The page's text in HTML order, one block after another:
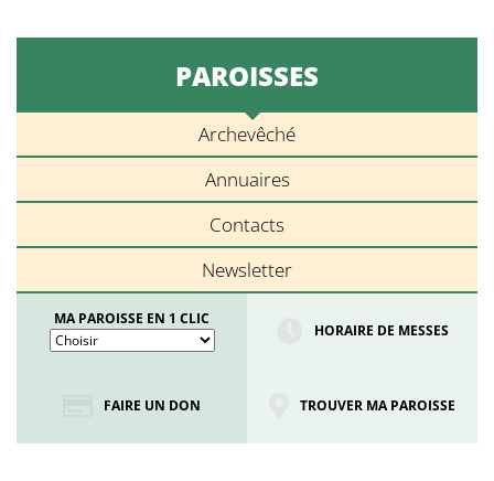
PAROISSES
Archevêché
Annuaires
Contacts
Newsletter
MA PAROISSE EN 1 CLIC
HORAIRE DE MESSES
FAIRE UN DON TROUVER MA PAROISSE